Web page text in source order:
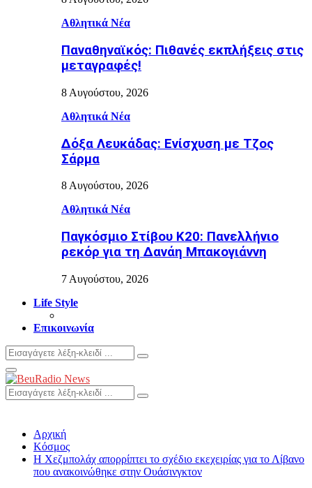
Αθλητικά Νέα
Παναθηναϊκός: Πιθανές εκπλήξεις στις
μεταγραφές!
8 Αυγούστου, 2026
Αθλητικά Νέα
Δόξα Λευκάδας: Ενίσχυση με Τζος
Σάρμα
8 Αυγούστου, 2026
Αθλητικά Νέα
Παγκόσμιο Στίβου Κ20: Πανελλήνιο
ρεκόρ για τη Δανάη Μπακογιάννη
7 Αυγούστου, 2026
Life Style
Επικοινωνία
Search
for:
Search
Primary
Menu
Search
for:
Search
Αρχική
Κόσμος
Η Χεζμπολάχ απορρίπτει το σχέδιο εκεχειρίας για το Λίβανο
που ανακοινώθηκε στην Ουάσινγκτον